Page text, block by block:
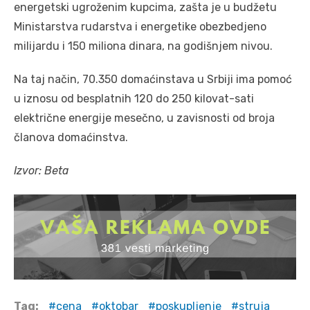
energetski ugroženim kupcima, zašta je u budžetu
Ministarstva rudarstva i energetike obezbedjeno
milijardu i 150 miliona dinara, na godišnjem nivou.
Na taj način, 70.350 domaćinstava u Srbiji ima pomoć
u iznosu od besplatnih 120 do 250 kilovat-sati
električne energije mesečno, u zavisnosti od broja
članova domaćinstva.
Izvor: Beta
Tag: cena oktobar poskupljenje struja